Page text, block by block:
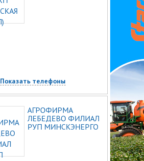
Показать телефоны
АГРОФИРМА
ЛЕБЕДЕВО ФИЛИАЛ
РУП МИНСКЭНЕРГО